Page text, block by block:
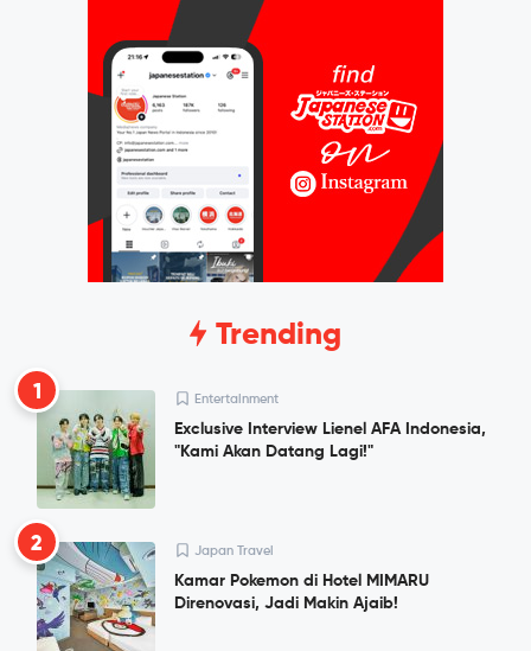
Trending
1 Entertainment
Exclusive Interview Lienel AFA Indonesia,
"Kami Akan Datang Lagi!"
2 Japan Travel
Kamar Pokemon di Hotel MIMARU
Direnovasi, Jadi Makin Ajaib!